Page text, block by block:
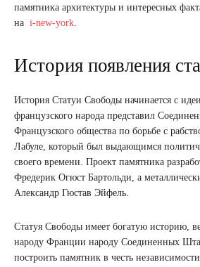
памятника архитектуры и интересных
на i-new-york.
История появления
История Статуи Свободы начинается с
французского народа представил
Французского общества по борьбе с
Лабуле, который был выдающимся
своего времени. Проект памятника
Фредерик Огюст Бартольди, а
Александр Гюстав Эйфель.
Статуя Свободы имеет богатую историю,
народу Франции народу Соединенных
построить памятник в честь